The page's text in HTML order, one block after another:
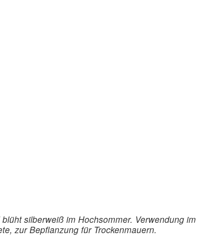
silberweiß im Hochsommer. Verwendung im
zur Bepflanzung für Trockenmauern.